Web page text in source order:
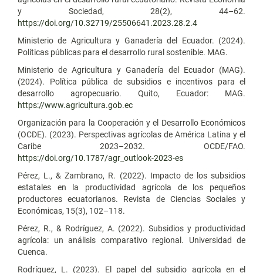
y Sociedad, 28(2), 44–62.
https://doi.org/10.32719/25506641.2023.28.2.4
Ministerio de Agricultura y Ganadería del Ecuador. (2024).
Políticas públicas para el desarrollo rural sostenible. MAG.
Ministerio de Agricultura y Ganadería del Ecuador (MAG).
(2024). Política pública de subsidios e incentivos para el
desarrollo agropecuario. Quito, Ecuador: MAG.
https://www.agricultura.gob.ec
Organización para la Cooperación y el Desarrollo Económicos
(OCDE). (2023). Perspectivas agrícolas de América Latina y el
Caribe 2023–2032. OCDE/FAO.
https://doi.org/10.1787/agr_outlook-2023-es
Pérez, L., & Zambrano, R. (2022). Impacto de los subsidios
estatales en la productividad agrícola de los pequeños
productores ecuatorianos. Revista de Ciencias Sociales y
Económicas, 15(3), 102–118.
Pérez, R., & Rodríguez, A. (2022). Subsidios y productividad
agrícola: un análisis comparativo regional. Universidad de
Cuenca.
Rodríguez, L. (2023). El papel del subsidio agrícola en el